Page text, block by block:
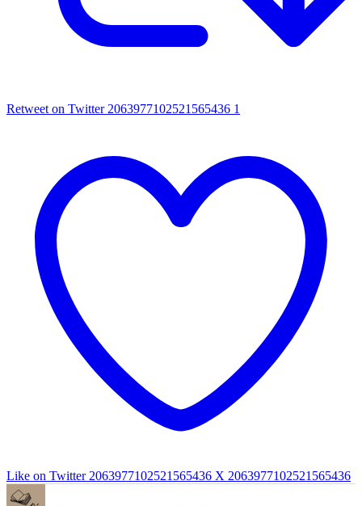
Retweet on Twitter 2063977102521565436 1
Like on Twitter 2063977102521565436 X 2063977102521565436